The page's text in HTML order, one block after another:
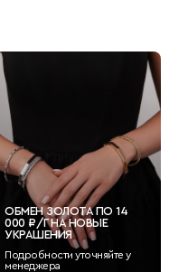
ОБМЕН ЗОЛОТА ПО 14
000 ₽/Г НА НОВЫЕ
УКРАШЕНИЯ
Подробности уточняйте у
менеджера